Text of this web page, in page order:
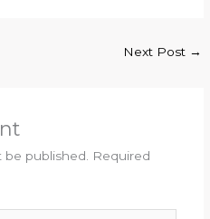
Next Post →
be published. Required